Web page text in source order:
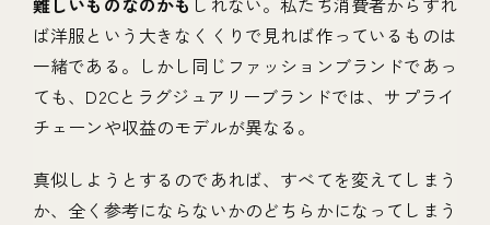
ば洋服という大きなくくりで見れば作っているものは
一緒である。しかし同じファッションブランドであっ
ても、D2Cとラグジュアリーブランドでは、サプライ
チェーンや収益のモデルが異なる。
真似しようとするのであれば、すべてを変えてしまう
か、全く参考にならないかのどちらかになってしまう